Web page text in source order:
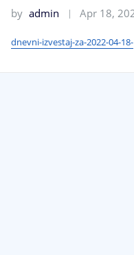
by admin Apr 18,
dnevni-izvestaj-za-2022-04-18-